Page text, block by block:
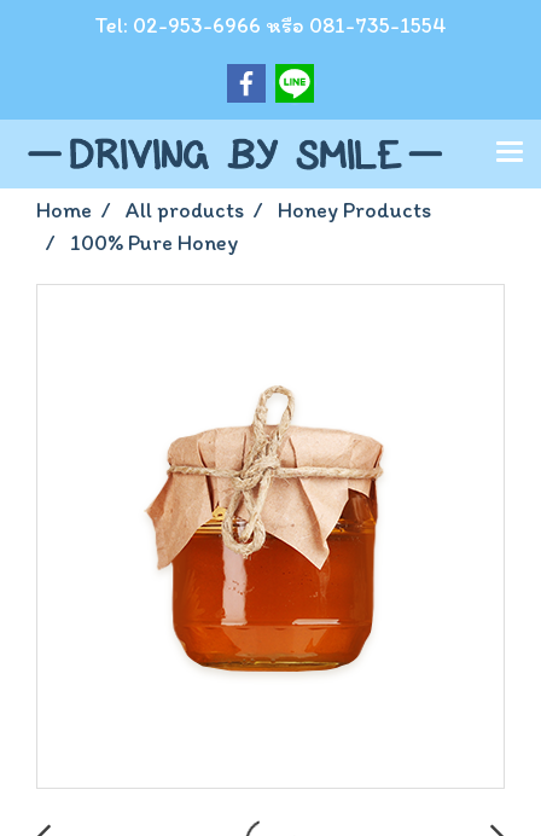
Tel: 02-953-6966 หรือ 081-735-1554
Home All products
Honey Products
100% Pure Honey